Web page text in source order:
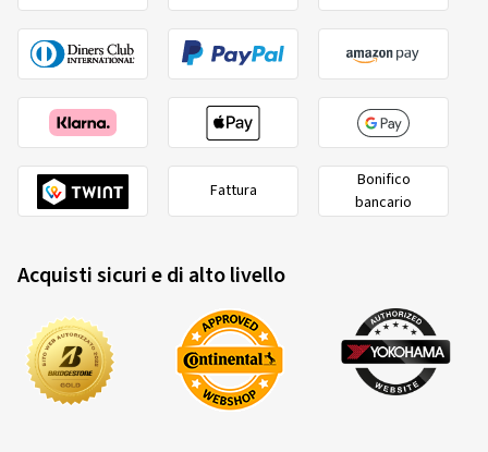
pneumatici il cui diametro nominale non superi 254 mm
o sia pari o superiore a 635 mm
RoadX 3220017989
215/40 ZR17 87Y
Fattura
Bonifico
bancario
Acquisti sicuri e di alto livello